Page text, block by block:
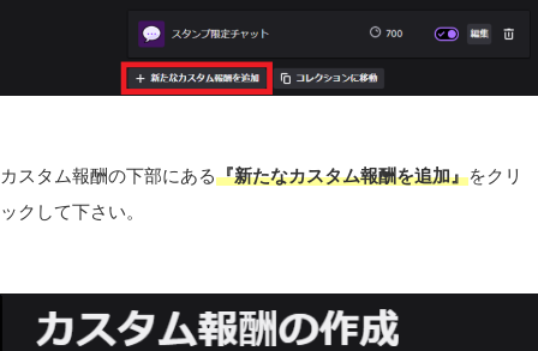
カスタム報酬の下部にある『新たなカスタム報酬を追加』をクリ
ックして下さい。